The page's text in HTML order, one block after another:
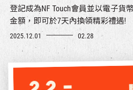
登記成為NF Touch會員並以電子貨
金額，即可於7天內換領精彩禮遇!
2025.12.01 02.28